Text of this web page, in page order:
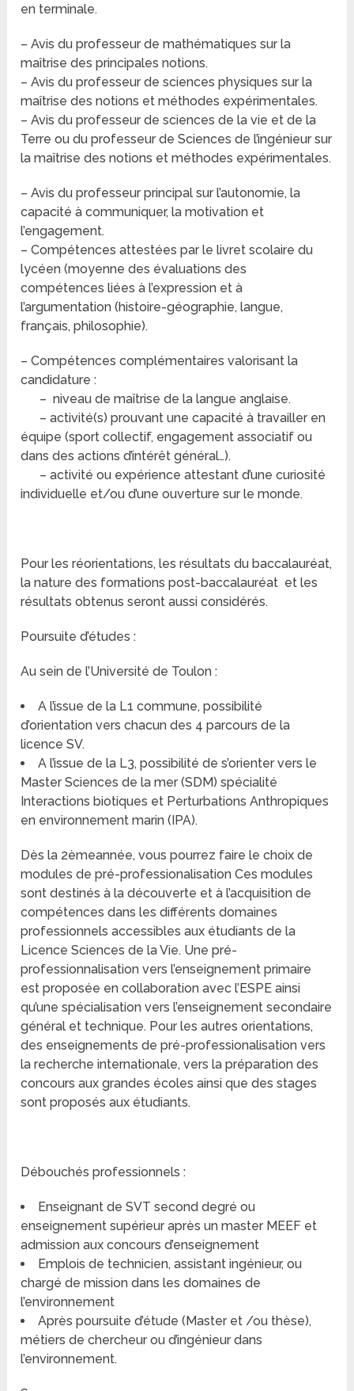
en terminale.
– Avis du professeur de mathématiques sur la
maîtrise des principales notions.
– Avis du professeur de sciences physiques sur la
maîtrise des notions et méthodes expérimentales.
– Avis du professeur de sciences de la vie et de la
Terre ou du professeur de Sciences de l’ingénieur sur
la maîtrise des notions et méthodes expérimentales.
– Avis du professeur principal sur l’autonomie, la
capacité à communiquer, la motivation et
l’engagement.
– Compétences attestées par le livret scolaire du
lycéen (moyenne des évaluations des
compétences liées à l’expression et à
l’argumentation (histoire-géographie, langue,
français, philosophie).
– Compétences complémentaires valorisant la
candidature :
– niveau de maîtrise de la langue anglaise.
– activité(s) prouvant une capacité à travailler en
équipe (sport collectif, engagement associatif ou
dans des actions d’intérêt général…).
– activité ou expérience attestant d’une curiosité
individuelle et/ou d’une ouverture sur le monde.
Pour les réorientations, les résultats du baccalauréat,
la nature des formations post-baccalauréat et les
résultats obtenus seront aussi considérés.
Poursuite d’études :
Au sein de l’Université de Toulon :
A l’issue de la L1 commune, possibilité
d’orientation vers chacun des 4 parcours de la
licence SV.
A l’issue de la L3, possibilité de s’orienter vers le
Master Sciences de la mer (SDM) spécialité
Interactions biotiques et Perturbations Anthropiques
en environnement marin (IPA).
Dès la 2èmeannée, vous pourrez faire le choix de
modules de pré-professionalisation Ces modules
sont destinés à la découverte et à l’acquisition de
compétences dans les différents domaines
professionnels accessibles aux étudiants de la
Licence Sciences de la Vie. Une pré-
professionnalisation vers l’enseignement primaire
est proposée en collaboration avec l’ESPE ainsi
qu’une spécialisation vers l’enseignement secondaire
général et technique. Pour les autres orientations,
des enseignements de pré-professionalisation vers
la recherche internationale, vers la préparation des
concours aux grandes écoles ainsi que des stages
sont proposés aux étudiants.
Débouchés professionnels :
Enseignant de SVT second degré ou
enseignement supérieur après un master MEEF et
admission aux concours d’enseignement
Emplois de technicien, assistant ingénieur, ou
chargé de mission dans les domaines de
l’environnement
Après poursuite d’étude (Master et /ou thèse),
métiers de chercheur ou d’ingénieur dans
l’environnement.